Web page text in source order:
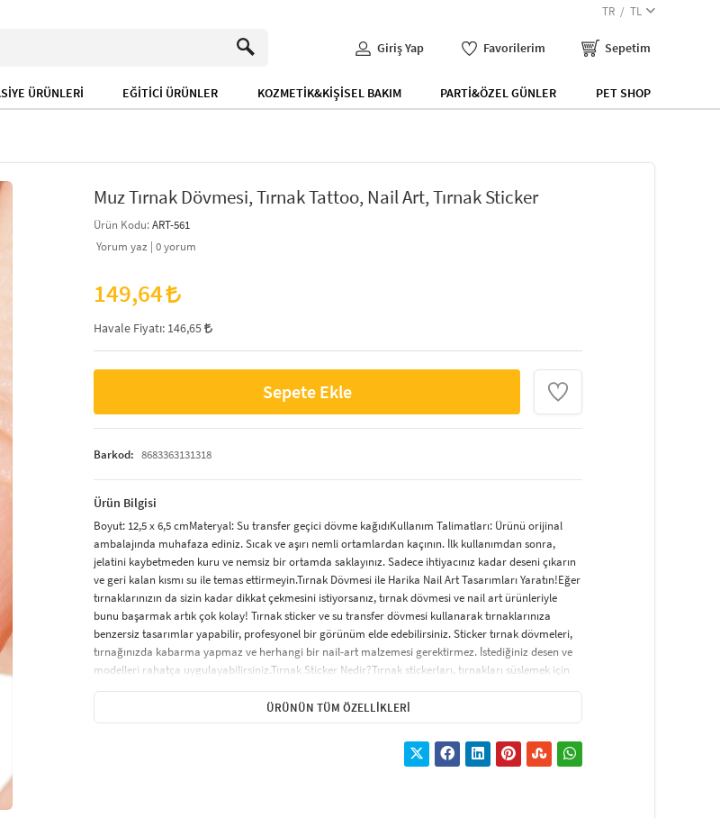
TR TL
Giriş Yap Favorilerim Sepetim
ÜRÜNLERİ EĞİTİCİ ÜRÜNLER KOZMETİK&KİŞİSEL BAKIM PARTİ&ÖZEL GÜNLER PET SHOP
Muz Tırnak Dövmesi, Tırnak Tattoo, Nail Art, Tırnak Sticker
Ürün Kodu:ART-561
Yorum yaz | 0yorum
149,64
Havale Fiyatı: 146,65
Sepete Ekle
Barkod: 8683363131318
Ürün Bilgisi
Boyut: 12,5 x 6,5 cmMateryal: Su transfer geçici dövme kağıdıKullanım Talimatları: Ürünü orijinal
ambalajında muhafaza ediniz. Sıcak ve aşırı nemli ortamlardan kaçının. İlk kullanımdan sonra,
jelatini kaybetmeden kuru ve nemsiz bir ortamda saklayınız. Sadece ihtiyacınız kadar deseni çıkarın
ve geri kalan kısmı su ile temas ettirmeyin.Tırnak Dövmesi ile Harika Nail Art Tasarımları Yaratın!Eğer
tırnaklarınızın da sizin kadar dikkat çekmesini istiyorsanız, tırnak dövmesi ve nail art ürünleriyle
bunu başarmak artık çok kolay! Tırnak sticker ve su transfer dövmesi kullanarak tırnaklarınıza
benzersiz tasarımlar yapabilir, profesyonel bir görünüm elde edebilirsiniz. Sticker tırnak dövmeleri,
tırnağınızda kabarma yapmaz ve herhangi bir nail-art malzemesi gerektirmez. İstediğiniz desen ve
modelleri rahatça uygulayabilirsiniz.Tırnak Sticker Nedir?Tırnak stickerları, tırnakları süslemek için
süsleme sonucu elde etmenizi sağlar. Tırnak sticker çeşitleri arasında; tırnağın tamamını kaplayan,
tek renk oje görünümü verenler ve minik şekillerle süslenen modeller yer almaktadır. Ayrıca, çiçek,
karikatür figürleri ve hayvan desenleri gibi çok çeşitli seçenekler de mevcuttur.Tırnak Sticker Nasıl
Uygulanır?Tırnak sticker uygulaması, hızlı ve kolaydır. İşte adım adım nasıl yapılacağı:Tırnaklarınız
ÜRÜNÜN TÜM ÖZELLIKLERI